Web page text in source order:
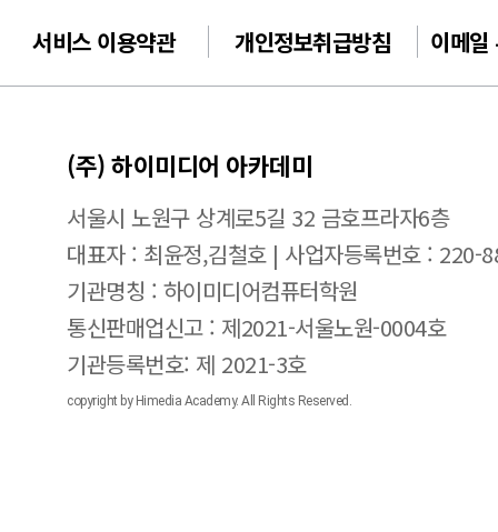
서비스 이용약관 개인정보취급방침 이메일
(주) 하이미디어 아카데미
서울시 노원구 상계로5길 32 금호프라자6층
대표자 : 최윤정,김철호 | 사업자등록번호 : 220-
기관명칭 : 하이미디어컴퓨터학원
통신판매업신고 : 제2021-서울노원-0004호
기관등록번호: 제 2021-3호
copyright by Himedia Academy. All Rights Reserved.